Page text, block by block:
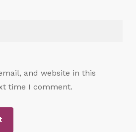
and website in this
time I comment.